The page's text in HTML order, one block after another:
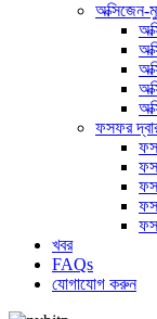
অক্সিজেন-
ফসফর
খবর
FAQs
যোগাযোগ করুন